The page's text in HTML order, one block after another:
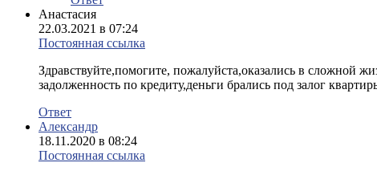
Анастасия
22.03.2021 в 07:24
Постоянная ссылка
Здравствуйте,помогите, пожалуйста,оказались в сложной
задолженность по кредиту,деньги брались под залог
Ответ
Александр
18.11.2020 в 08:24
Постоянная ссылка